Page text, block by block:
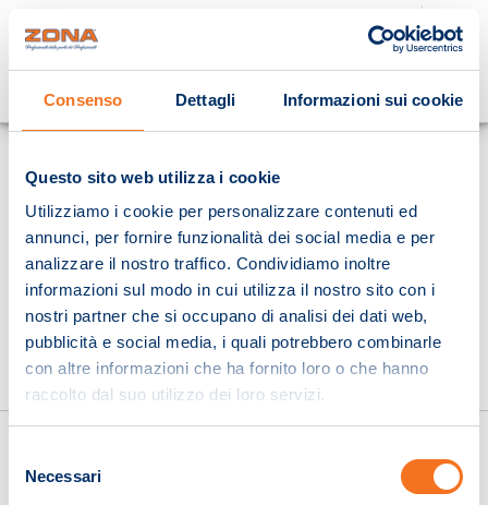
Consenso Dettagli Informazioni sui cookie
Questo sito web utilizza i cookie
Utilizziamo i cookie per personalizzare contenuti ed
annunci, per fornire funzionalità dei social media e per
analizzare il nostro traffico. Condividiamo inoltre
informazioni sul modo in cui utilizza il nostro sito con i
nostri partner che si occupano di analisi dei dati web,
pubblicità e social media, i quali potrebbero combinarle
con altre informazioni che ha fornito loro o che hanno
raccolto dal suo utilizzo dei loro servizi.
delNecessari
Cosa stai cercando?